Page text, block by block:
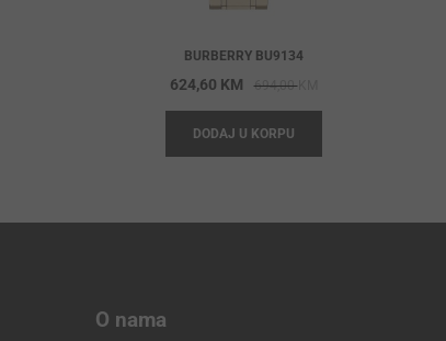
BURBERRY BU9134
694,00KM
price
694,00 KM.
624,60 KM
price
624,60 KM.
DODAJ U KORPU
O nama